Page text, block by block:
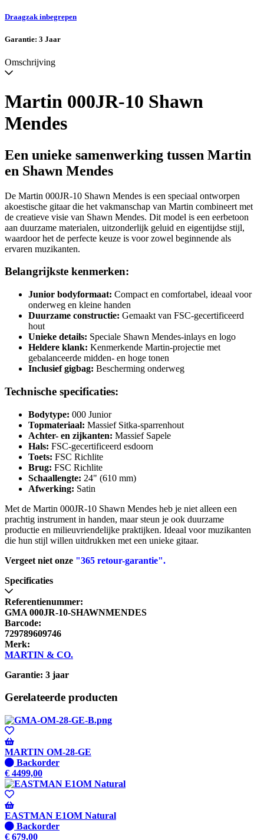
Draagzak inbegrepen
Garantie: 3 Jaar
Omschrijving
Martin 000JR-10 Shawn
Mendes
Een unieke samenwerking tussen Martin
en Shawn Mendes
De Martin 000JR-10 Shawn Mendes is een speciaal ontworpen
akoestische gitaar die het vakmanschap van Martin combineert met
de creatieve visie van Shawn Mendes. Dit model is een eerbetoon
aan duurzame materialen, uitzonderlijk geluid en eigentijdse stijl,
waardoor het de perfecte keuze is voor zowel beginnende als
ervaren muzikanten.
Belangrijkste kenmerken:
Junior bodyformaat: Compact en comfortabel, ideaal voor
onderweg en kleine handen
Duurzame constructie: Gemaakt van FSC-gecertificeerd
hout
Unieke details: Speciale Shawn Mendes-inlays en logo
Heldere klank: Kenmerkende Martin-projectie met
gebalanceerde midden- en hoge tonen
Inclusief gigbag: Bescherming onderweg
Technische specificaties:
Bodytype: 000 Junior
Topmateriaal: Massief Sitka-sparrenhout
Achter- en zijkanten: Massief Sapele
Hals: FSC-gecertificeerd esdoorn
Toets: FSC Richlite
Brug: FSC Richlite
Schaallengte: 24" (610 mm)
Afwerking: Satin
Met de Martin 000JR-10 Shawn Mendes heb je niet alleen een
prachtig instrument in handen, maar steun je ook duurzame
productie en milieuvriendelijke praktijken. Ideaal voor muzikanten
die hun stijl willen uitdrukken met een unieke gitaar.
Vergeet niet onze "365 retour-garantie".
Specificaties
Referentienummer:
GMA 000JR-10-SHAWNMENDES
Barcode:
729789609746
Merk:
MARTIN & CO.
Garantie: 3 jaar
Gerelateerde producten
MARTIN OM-28-GE
Niet
op
voorraad
-
Wordt
verzonden
wanneer
beschikbaar
Backorder
€ 4499,00
EASTMAN E1OM Natural
Niet
op
Backorder
€ 679,00